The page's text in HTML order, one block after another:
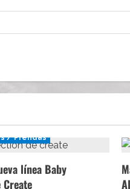
/ Prendas
línea Baby